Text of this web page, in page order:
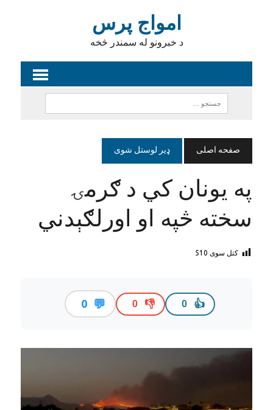
امواج پرس
د خبرونو له سمندر څخه
صفحه اصلی ډیر لوستل شوی
په يونان کي د ګرمۍ
سخته څپه او اورلګېدني
کتل سوی 510
👍
0
👎
0
💬
0